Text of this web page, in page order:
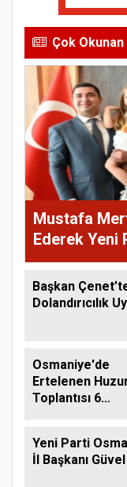
Çok
Mustafa
Ederek Yeni
Başkan
Dolandırıcılık
Osmaniye'de
Ertelenen
Toplantısı 6
Yeni Parti
İl Başkanı